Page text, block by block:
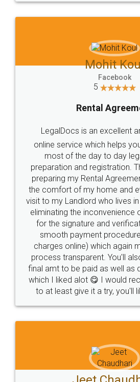
smooth payment
charges online) which again
final amt to be paid as well as
which I liked alot 😋 I would
to at least give it a try, you'll
Jeet
Facebook
5
Rental
Just go for it and register
these people... They are very
loved the service by legal
made my work on
great service
WHY